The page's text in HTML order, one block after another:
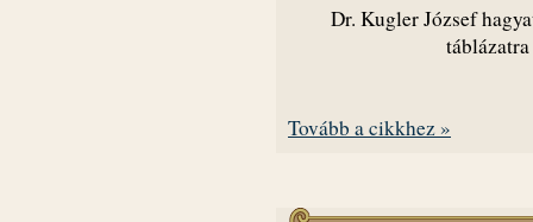
Dr. Kugler József
Tovább a cikkhez »